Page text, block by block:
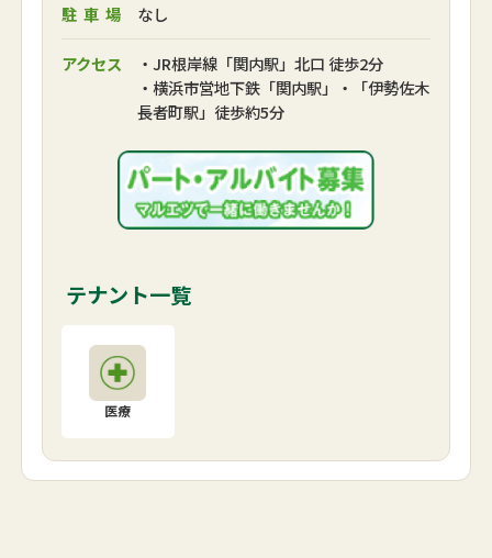
駐車場 なし
アクセス
・JR根岸線「関内駅」北口 徒歩2分
・横浜市営地下鉄「関内駅」・「伊勢佐木
長者町駅」徒歩約5分
テナント一覧
医療